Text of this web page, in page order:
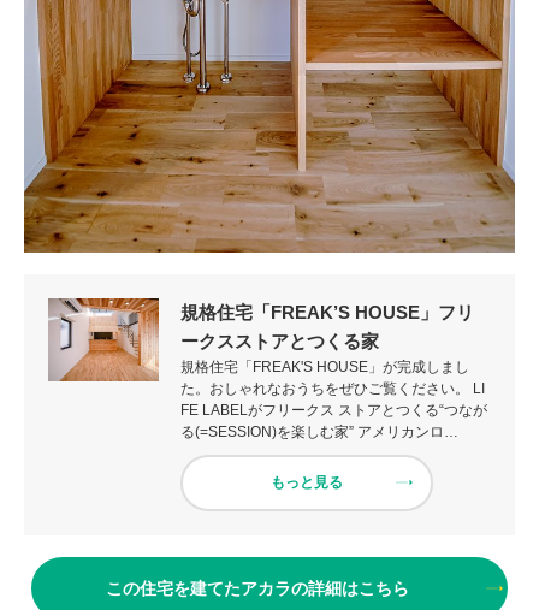
規格住宅「FREAK’S HOUSE」フリ
ークスストアとつくる家
規格住宅「FREAK'S HOUSE」が完成しまし
た。おしゃれなおうちをぜひご覧ください。 LI
FE LABELがフリークス ストアとつくる“つなが
る(=SESSION)を楽しむ家” アメリカンロ…
もっと見る
この住宅を建てたアカラの詳細はこちら